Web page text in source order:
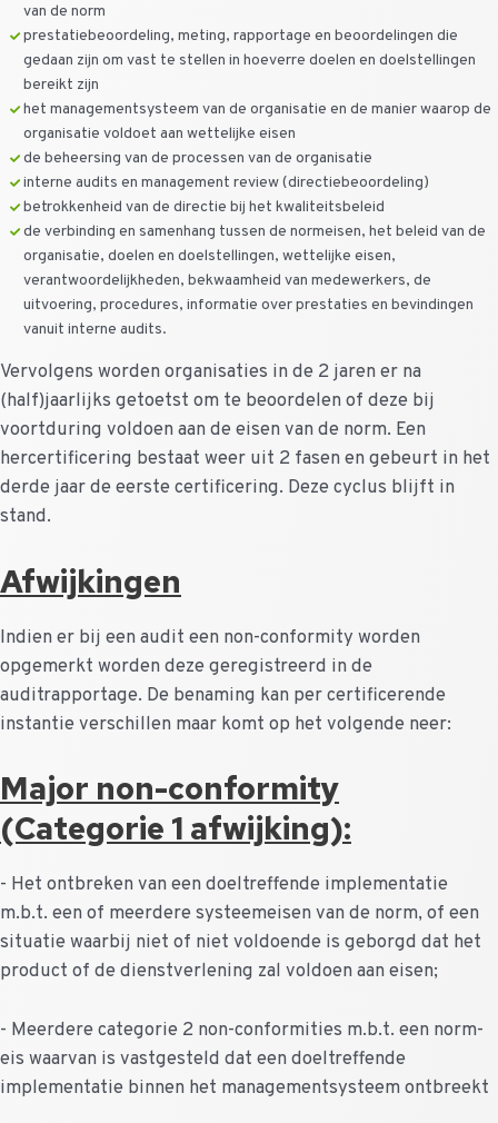
van de norm
prestatiebeoordeling, meting, rapportage en beoordelingen die
gedaan zijn om vast te stellen in hoeverre doelen en doelstellingen
bereikt zijn
het managementsysteem van de organisatie en de manier waarop de
organisatie voldoet aan wettelijke eisen
de beheersing van de processen van de organisatie
interne audits en management review (directiebeoordeling)
betrokkenheid van de directie bij het kwaliteitsbeleid
de verbinding en samenhang tussen de normeisen, het beleid van de
organisatie, doelen en doelstellingen, wettelijke eisen,
verantwoordelijkheden, bekwaamheid van medewerkers, de
uitvoering, procedures, informatie over prestaties en bevindingen
vanuit interne audits.
Vervolgens worden organisaties in de 2 jaren er na
(half)jaarlijks getoetst om te beoordelen of deze bij
voortduring voldoen aan de eisen van de norm. Een
hercertificering bestaat weer uit 2 fasen en gebeurt in het
derde jaar de eerste certificering. Deze cyclus blijft in
stand.
Afwijkingen
Indien er bij een audit een non-conformity worden
opgemerkt worden deze geregistreerd in de
auditrapportage. De benaming kan per certificerende
instantie verschillen maar komt op het volgende neer:
Major non-conformity
(Categorie 1 afwijking):
- Het ontbreken van een doeltreffende implementatie
m.b.t. een of meerdere systeemeisen van de norm, of een
situatie waarbij niet of niet voldoende is geborgd dat het
product of de dienstverlening zal voldoen aan eisen;
- Meerdere categorie 2 non-conformities m.b.t. een norm-
eis waarvan is vastgesteld dat een doeltreffende
implementatie binnen het managementsysteem ontbreekt